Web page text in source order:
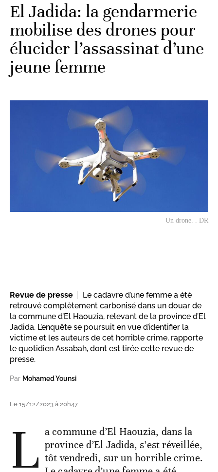
El Jadida: la gendarmerie
mobilise des drones pour
élucider l’assassinat d’une
jeune femme
Un drone. . DR
Revue de presse
Le cadavre d’une femme a été
retrouvé complètement carbonisé dans un douar de
la commune d’El Haouzia, relevant de la province d’El
Jadida. L’enquête se poursuit en vue d’identifier la
victime et les auteurs de cet horrible crime, rapporte
le quotidien Assabah, dont est tirée cette revue de
presse.
Par Mohamed Younsi
Le 15/12/2023 à 20h47
L a commune d’El Haouzia, dans la
province d’El Jadida, s’est réveillée,
tôt vendredi, sur un horrible crime.